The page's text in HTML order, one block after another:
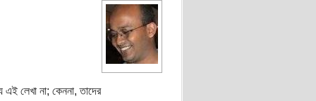
লেখা না; কেননা, তাদের